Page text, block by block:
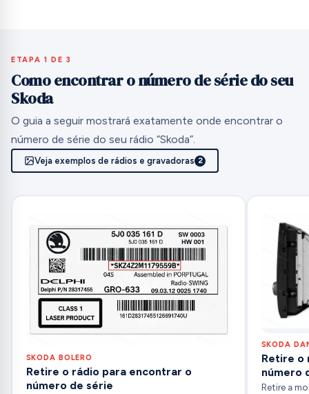
ETAPA 1 DE 3
Como encontrar o número de série do seu
Skoda
O guia a seguir mostrará exatamente onde encontrar o
número de série do seu rádio “Skoda”.
Veja exemplos de rádios e gravadoras 2
SKODA BOLERO
Retire o rádio para encontrar o
número de série
SKODA
Retire o
número
Retire a